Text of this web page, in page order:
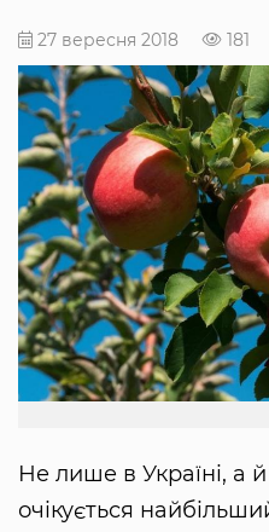
27 вересня 2018 181
Не лише в Україні, а й
очікується